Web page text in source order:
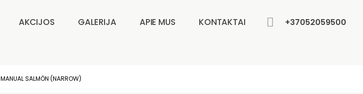
AKCIJOS GALERIJA APIE MUS KONTAKTAI +37052059500
MANUAL SALMÓN (NARROW)